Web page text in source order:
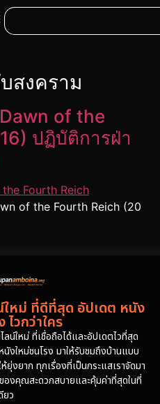
สงคราม
of the
ปฏิบัติการฝ่า
of the Fourth Reich (20
หม่ ที่ดีที่สุด อัปเดต หนัง
ไวกว่าใคร
น์ใหม่ ที่เชื่อถือได้และอัปเดตไวที่สุด
งใหม่ชนโรง มาให้รับชมถึงบ้านแบบ
งยาก ทุกเรื่องที่เป็นกระแสเราจัดมา
องคุณสะดวกสบายและคุ้มค่าที่สุดในที่
ยว